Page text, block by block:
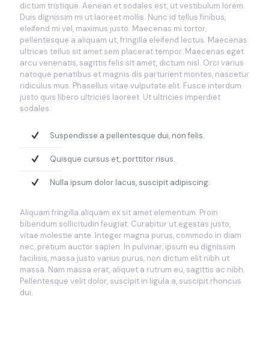
dictum tristique. Aenean et sodales est, ut vestibulum lorem.
Duis dignissim mi ut laoreet mollis. Nunc id tellus finibus,
eleifend mi vel, maximus justo. Maecenas mi tortor,
pellentesque a aliquam ut, fringilla eleifend lectus. Maecenas
ultrices tellus sit amet sem placerat tempor. Maecenas eget
arcu venenatis, sagittis felis sit amet, dictum nisl. Orci varius
natoque penatibus et magnis dis parturient montes, nascetur
ridiculus mus. Phasellus vitae vulputate elit. Fusce interdum
justo quis libero ultricies laoreet. Ut ultricies imperdiet
sodales.
Suspendisse a pellentesque dui, non felis.
Quisque cursus et, porttitor risus.
Nulla ipsum dolor lacus, suscipit adipiscing.
Aliquam fringilla aliquam ex sit amet elementum. Proin
bibendum sollicitudin feugiat. Curabitur ut egestas justo,
vitae molestie ante. Integer magna purus, commodo in diam
nec, pretium auctor sapien. In pulvinar, ipsum eu dignissim
facilisis, massa justo varius purus, non dictum elit nibh ut
massa. Nam massa erat, aliquet a rutrum eu, sagittis ac nibh.
Pellentesque velit dolor, suscipit in ligula a, suscipit rhoncus
dui.